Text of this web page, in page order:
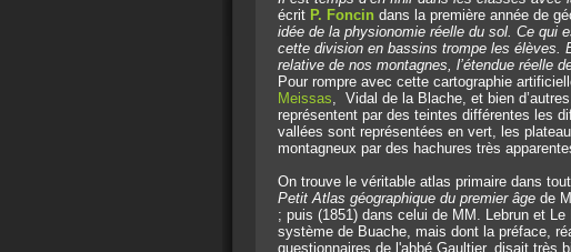
écrit P. Foncin dans la première année de
idée de la physionomie réelle du sol. Ce qui
cette division en bassins trompe les élèves.
relative de nos montagnes, l’étendue réelle
Pour rompre avec cette cartographie
Meissas, Vidal de la Blache, et bien
représentent par des teintes différentes les
vallées sont représentées en vert, les
montagneux par des hachures très
On trouve le véritable atlas primaire dans
Petit Atlas géographique du premier âge de
; puis (1851) dans celui de MM. Lebrun et
système de Buache, mais dont la préface,
questionnaires de l'abbé Gaultier, disait très